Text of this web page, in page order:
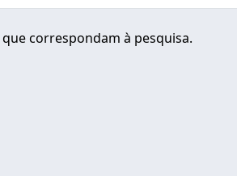
correspondam à pesquisa.